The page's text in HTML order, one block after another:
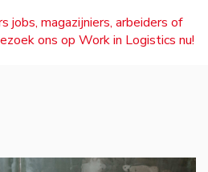
jobs, magazijniers, arbeiders of
ons op Work in Logistics nu!